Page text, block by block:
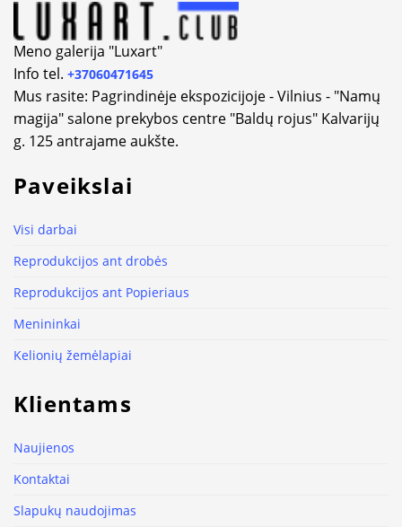
Meno galerija "Luxart"
Info tel. +37060471645
Mus rasite: Pagrindinėje ekspozicijoje - Vilnius - "Namų
magija" salone prekybos centre "Baldų rojus" Kalvarijų
g. 125 antrajame aukšte.
Paveikslai
Visi darbai
Reprodukcijos ant drobės
Reprodukcijos ant Popieriaus
Menininkai
Kelionių žemėlapiai
Klientams
Naujienos
Kontaktai
Slapukų naudojimas